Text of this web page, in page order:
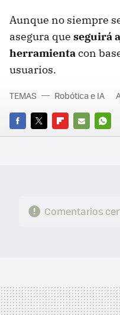
Aunque no siempre
asegura que seguirá
herramientacon
usuarios.
FACEBOOK
TWITTERFLIPBOARD
E-
TEMAS Robótica e IA
Comentarios